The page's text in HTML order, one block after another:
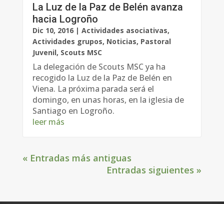
La Luz de la Paz de Belén avanza
hacia Logroño
Dic 10, 2016| Actividades asociativas,
Actividades grupos, Noticias, Pastoral
Juvenil, Scouts MSC
La delegación de Scouts MSC ya ha
recogido la Luz de la Paz de Belén en
Viena. La próxima parada será el
domingo, en unas horas, en la iglesia de
Santiago en Logroño.
leer más
« Entradas más antiguas
Entradas siguientes »